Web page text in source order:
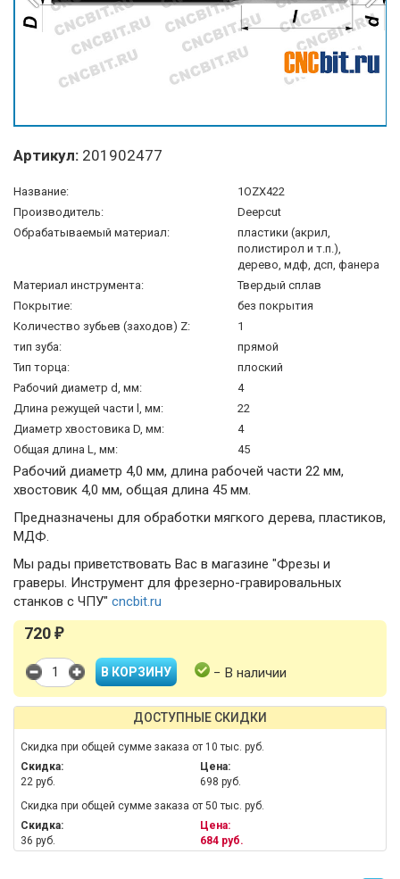
Артикул: 201902477
Название:
1OZX422
Производитель:
Deepcut
Обрабатываемый материал:
пластики (акрил,
полистирол и т.п.),
дерево, мдф, дсп, фанера
Материал инструмента:
Твердый сплав
Покрытие:
без покрытия
Количество зубьев (заходов) Z:
1
тип зуба:
прямой
Тип торца:
плоский
Рабочий диаметр d, мм:
4
Длина режущей части l, мм:
22
Диаметр хвостовика D, мм:
4
Общая длина L, мм:
45
Рабочий диаметр 4,0 мм, длина рабочей части 22 мм,
хвостовик 4,0 мм, общая длина 45 мм.
Предназначены для обработки мягкого дерева, пластиков,
МДФ.
Мы рады приветствовать Вас в магазине "Фрезы и
граверы. Инструмент для фрезерно-гравировальных
станков с ЧПУ" cncbit.ru
720 ₽
− В наличии
ДОСТУПНЫЕ СКИДКИ
Скидка при общей сумме заказа от 10 тыс. руб.
Скидка:
22 руб.
Цена:
698 руб.
Скидка при общей сумме заказа от 50 тыс. руб.
Скидка:
36 руб.
Цена:
684 руб.